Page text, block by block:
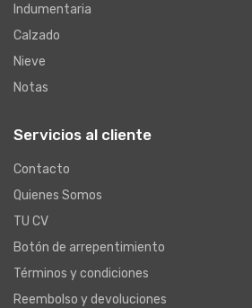
Indumentaria
Calzado
Nieve
Notas
Servicios al cliente
Contacto
Quienes Somos
TU CV
Botón de arrepentimiento
Términos y condiciones
Reembolso y devoluciones